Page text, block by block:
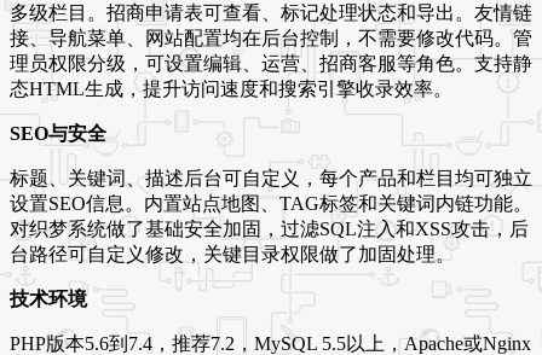
多级栏目。招商申请表可查看、标记处理状态和导出。友情链
接、导航菜单、网站配置均在后台控制，不需要修改代码。管
理员权限分级，可设置编辑、运营、招商客服等角色。支持静
态HTML生成，提升访问速度和搜索引擎收录效率。
SEO与安全
标题、关键词、描述后台可自定义，每个产品和栏目均可独立
设置SEO信息。内置站点地图、TAG标签和关键词内链功能。
对织梦系统做了基础安全加固，过滤SQL注入和XSS攻击，后
台路径可自定义修改，关键目录权限做了加固处理。
技术环境
PHP版本5.6到7.4，推荐7.2，MySQL 5.5以上，Apache或Nginx